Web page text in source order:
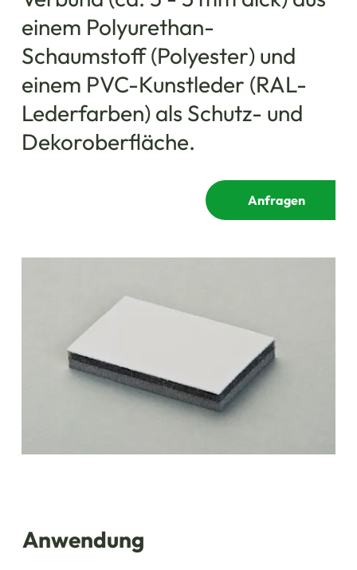
einem Polyurethan-
Schaumstoff (Polyester) und
einem PVC-Kunstleder (RAL-
Lederfarben) als Schutz- und
Dekoroberfläche.
Anfragen
Anwendung